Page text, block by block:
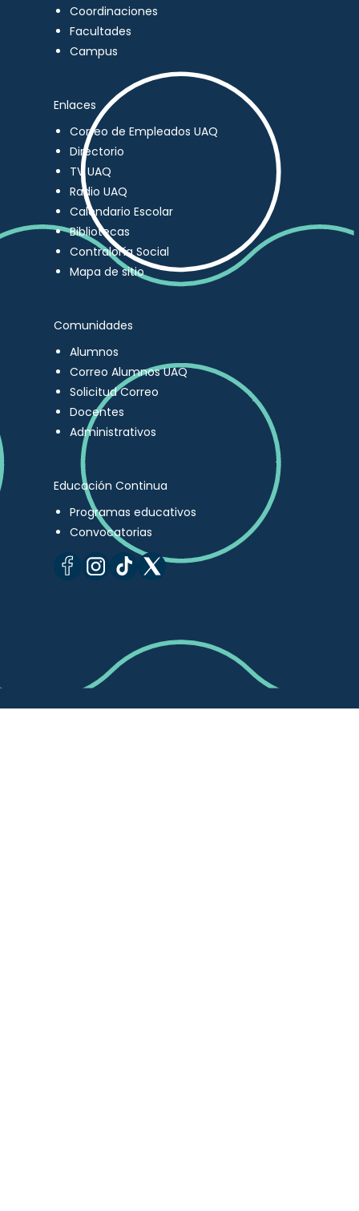
Coordinaciones
Facultades
Campus
Enlaces
Correo de Empleados UAQ
Directorio
TV UAQ
Radio UAQ
Calendario Escolar
Bibliotecas
Contraloría Social
Mapa de sitio
Comunidades
Alumnos
Correo Alumnos UAQ
Solicitud Correo
Docentes
Administrativos
Educación Continua
Programas educativos
Convocatorias